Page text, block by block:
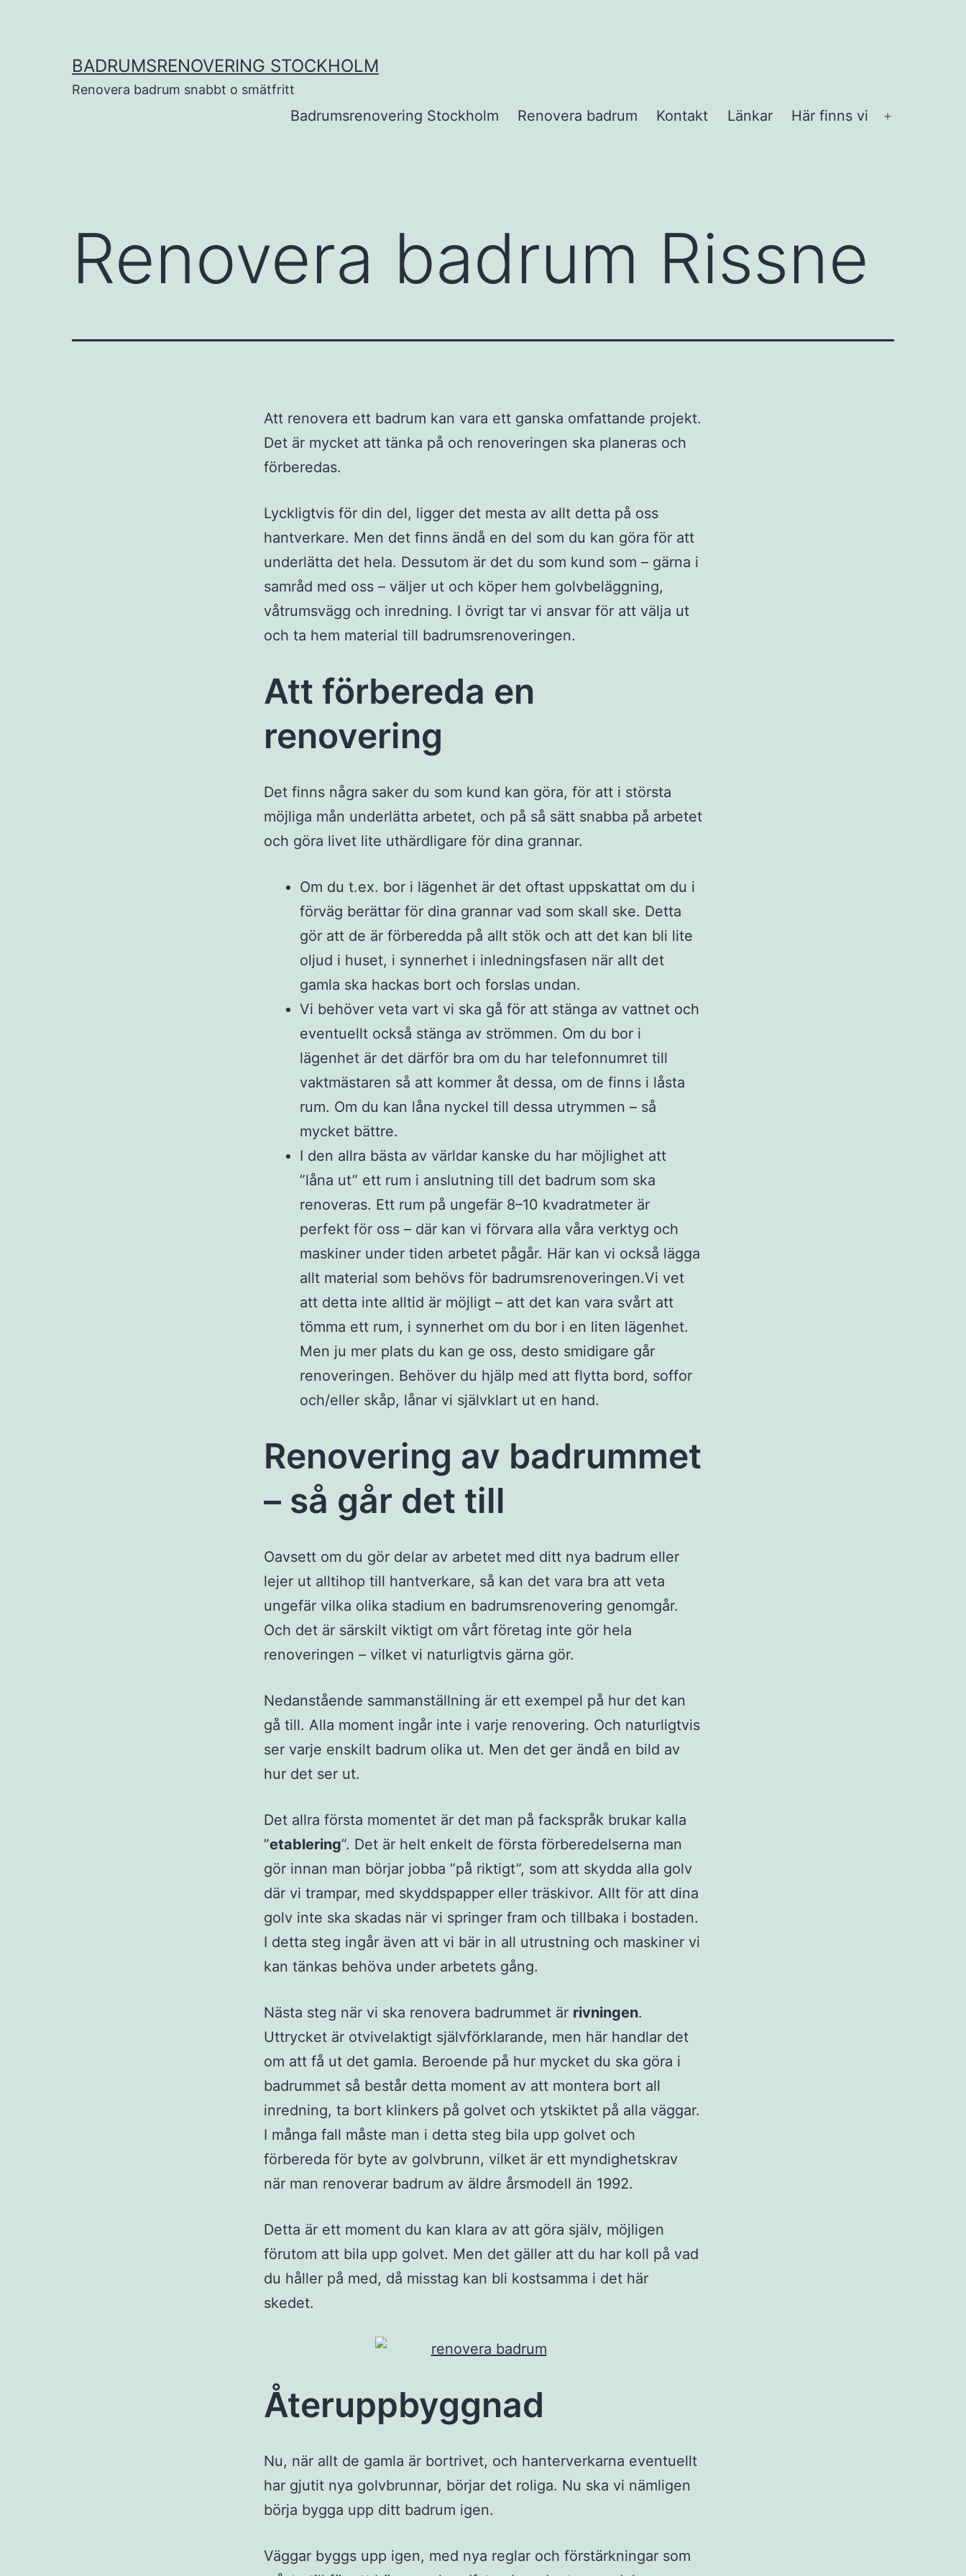
BADRUMSRENOVERING STOCKHOLM
Renovera badrum snabbt o smätfritt
Badrumsrenovering Stockholm Renovera badrum Kontakt Länkar Här finns vi
Renovera badrum Rissne
Att renovera ett badrum kan vara ett ganska omfattande projekt.
Det är mycket att tänka på och renoveringen ska planeras och
förberedas.
Lyckligtvis för din del, ligger det mesta av allt detta på oss
hantverkare. Men det finns ändå en del som du kan göra för att
underlätta det hela. Dessutom är det du som kund som – gärna i
samråd med oss – väljer ut och köper hem golvbeläggning,
våtrumsvägg och inredning. I övrigt tar vi ansvar för att välja ut
och ta hem material till badrumsrenoveringen.
Att förbereda en
renovering
Det finns några saker du som kund kan göra, för att i största
möjliga mån underlätta arbetet, och på så sätt snabba på arbetet
och göra livet lite uthärdligare för dina grannar.
Om du t.ex. bor i lägenhet är det oftast uppskattat om du i
förväg berättar för dina grannar vad som skall ske. Detta
gör att de är förberedda på allt stök och att det kan bli lite
oljud i huset, i synnerhet i inledningsfasen när allt det
gamla ska hackas bort och forslas undan.
Vi behöver veta vart vi ska gå för att stänga av vattnet och
eventuellt också stänga av strömmen. Om du bor i
lägenhet är det därför bra om du har telefonnumret till
vaktmästaren så att kommer åt dessa, om de finns i låsta
rum. Om du kan låna nyckel till dessa utrymmen – så
mycket bättre.
I den allra bästa av världar kanske du har möjlighet att
”låna ut” ett rum i anslutning till det badrum som ska
renoveras. Ett rum på ungefär 8–10 kvadratmeter är
perfekt för oss – där kan vi förvara alla våra verktyg och
maskiner under tiden arbetet pågår. Här kan vi också lägga
allt material som behövs för badrumsrenoveringen.Vi vet
att detta inte alltid är möjligt – att det kan vara svårt att
tömma ett rum, i synnerhet om du bor i en liten lägenhet.
Men ju mer plats du kan ge oss, desto smidigare går
renoveringen. Behöver du hjälp med att flytta bord, soffor
och/eller skåp, lånar vi självklart ut en hand.
Renovering av badrummet
– så går det till
Oavsett om du gör delar av arbetet med ditt nya badrum eller
lejer ut alltihop till hantverkare, så kan det vara bra att veta
ungefär vilka olika stadium en badrumsrenovering genomgår.
Och det är särskilt viktigt om vårt företag inte gör hela
renoveringen – vilket vi naturligtvis gärna gör.
Nedanstående sammanställning är ett exempel på hur det kan
gå till. Alla moment ingår inte i varje renovering. Och naturligtvis
ser varje enskilt badrum olika ut. Men det ger ändå en bild av
hur det ser ut.
Det allra första momentet är det man på fackspråk brukar kalla
”etablering”. Det är helt enkelt de första förberedelserna man
gör innan man börjar jobba ”på riktigt”, som att skydda alla golv
där vi trampar, med skyddspapper eller träskivor. Allt för att dina
golv inte ska skadas när vi springer fram och tillbaka i bostaden.
I detta steg ingår även att vi bär in all utrustning och maskiner vi
kan tänkas behöva under arbetets gång.
Nästa steg när vi ska renovera badrummet är rivningen.
Uttrycket är otvivelaktigt självförklarande, men här handlar det
om att få ut det gamla. Beroende på hur mycket du ska göra i
badrummet så består detta moment av att montera bort all
inredning, ta bort klinkers på golvet och ytskiktet på alla väggar.
I många fall måste man i detta steg bila upp golvet och
förbereda för byte av golvbrunn, vilket är ett myndighetskrav
när man renoverar badrum av äldre årsmodell än 1992.
Detta är ett moment du kan klara av att göra själv, möjligen
förutom att bila upp golvet. Men det gäller att du har koll på vad
du håller på med, då misstag kan bli kostsamma i det här
skedet.
Återuppbyggnad
Nu, när allt de gamla är bortrivet, och hanterverkarna eventuellt
har gjutit nya golvbrunnar, börjar det roliga. Nu ska vi nämligen
börja bygga upp ditt badrum igen.
Väggar byggs upp igen, med nya reglar och förstärkningar som